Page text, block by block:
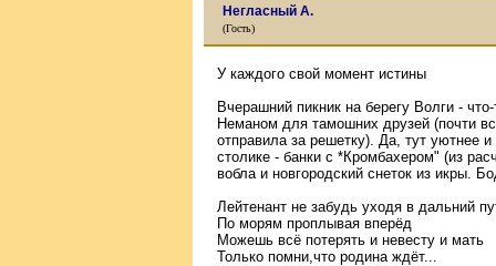
Негласный А.
(Гость)
У каждого свой момент истины
Вчерашний пикник на берегу Волги -
Неманом для тамошних друзей (почти
отправила за решетку). Да, тут уютнее
столике - банки с *Кромбахером" (из
вобла и новгородский снеток из икры.
Лейтенант не забудь уходя в дальний
По морям проплывая вперёд
Можешь всё потерять и невесту и мать
Только помни,что родина ждёт...